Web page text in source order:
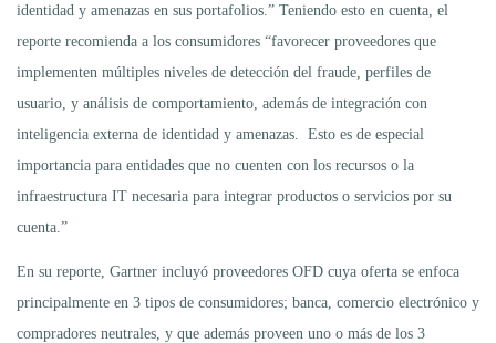
identidad y amenazas en sus portafolios.” Teniendo esto en cuenta, el
reporte recomienda a los consumidores “favorecer proveedores que
implementen múltiples niveles de detección del fraude, perfiles de
usuario, y análisis de comportamiento, además de integración con
inteligencia externa de identidad y amenazas. Esto es de especial
importancia para entidades que no cuenten con los recursos o la
infraestructura IT necesaria para integrar productos o servicios por su
cuenta.”
En su reporte, Gartner incluyó proveedores OFD cuya oferta se enfoca
principalmente en 3 tipos de consumidores; banca, comercio electrónico y
compradores neutrales, y que además proveen uno o más de los 3